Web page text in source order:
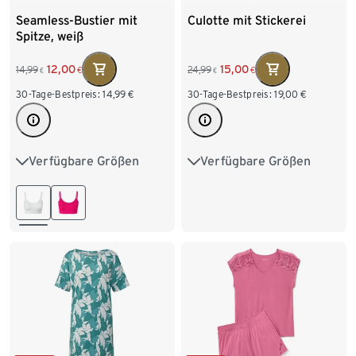
Seamless-Bustier mit
Spitze, weiß
14,99 € 12,00€
30-Tage-Bestpreis: 14,99 €
Verfügbare Größen
S 36/38 M 40/42
L 44/46
Culotte mit Stickerei
24,99 € 15,00€
30-Tage-Bestpreis: 19,00 €
Verfügbare Größen
S 36/38 M 40/42